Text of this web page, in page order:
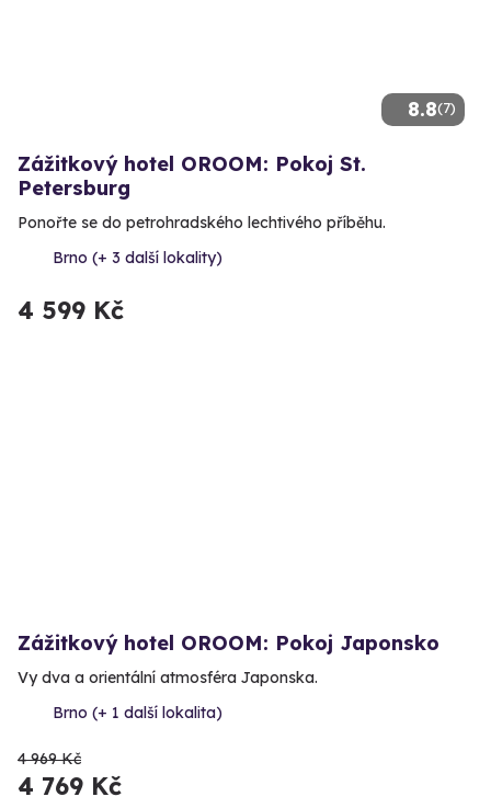
8.8(7)
Zážitkový hotel OROOM: Pokoj St.
Petersburg
Ponořte se do petrohradského lechtivého příběhu.
Brno (+ 3 další lokality)
4 599 Kč
Zážitkový hotel OROOM: Pokoj Japonsko
Vy dva a orientální atmosféra Japonska.
Brno (+ 1 další lokalita)
4 969 Kč
4 769 Kč